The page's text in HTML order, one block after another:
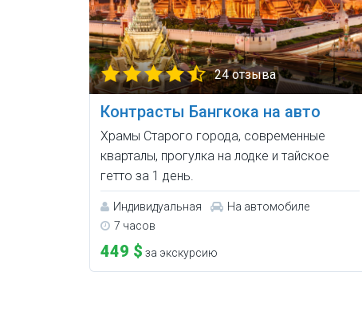
24 отзыва
Контрасты Бангкока на авто
Храмы Старого города, современные
кварталы, прогулка на лодке и тайское
гетто за 1 день.
Индивидуальная
На автомобиле
7 часов
449 $ за экскурсию